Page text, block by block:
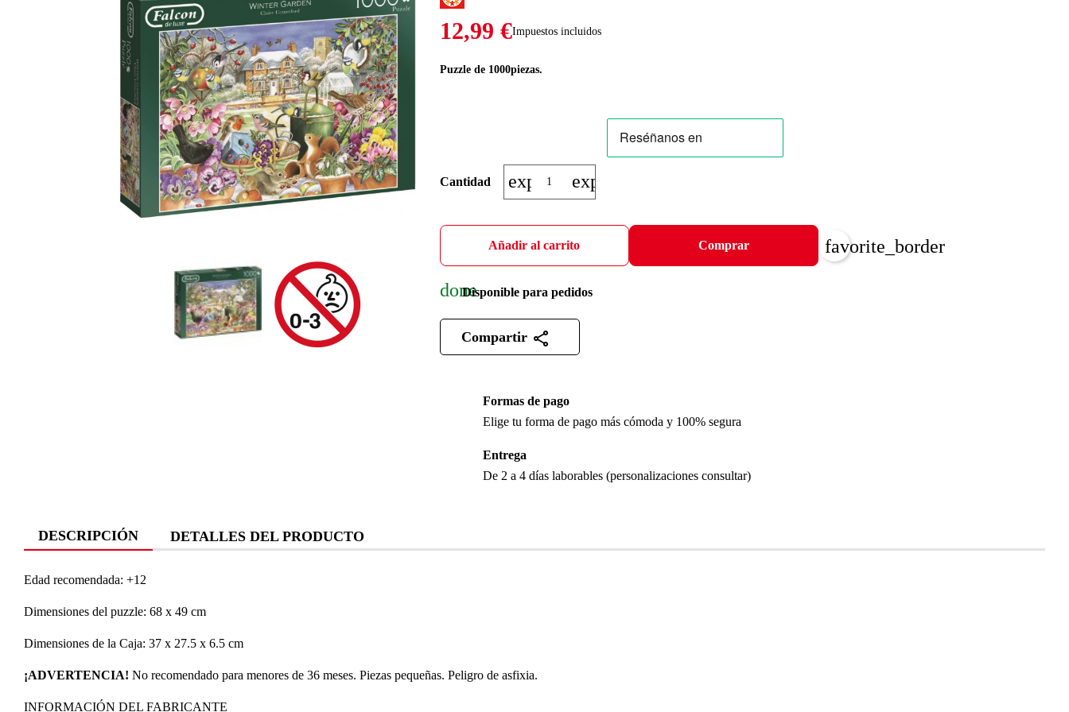
12,99 €Impuestos incluidos
Puzzle de 1000piezas.
Cantidad expand_moreexpand_less
Añadir al carrito Comprar favorite_border
doneDisponible para pedidos
Compartir
Formas de pago
Elige tu forma de pago más cómoda y 100% segura
Entrega
De 2 a 4 días laborables (personalizaciones consultar)
DESCRIPCIÓN DETALLES DEL PRODUCTO
Edad recomendada: +12
Dimensiones del puzzle: 68 x 49 cm
Dimensiones de la Caja: 37 x 27.5 x 6.5 cm
¡ADVERTENCIA! No recomendado para menores de 36 meses. Piezas pequeñas. Peligro de asfixia.
INFORMACIÓN DEL FABRICANTE